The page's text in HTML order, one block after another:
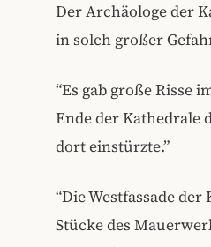
Der Archäologe der
in solch großer
“Es gab große Risse
Ende der Kathedrale
dort einstürzte.”
“Die Westfassade
Stücke des